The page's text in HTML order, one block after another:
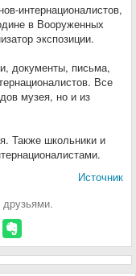
интернационалистов,
в Вооруженных
экспозиции.
документы, письма,
Все
музея, но и из
Также школьники и
Источник